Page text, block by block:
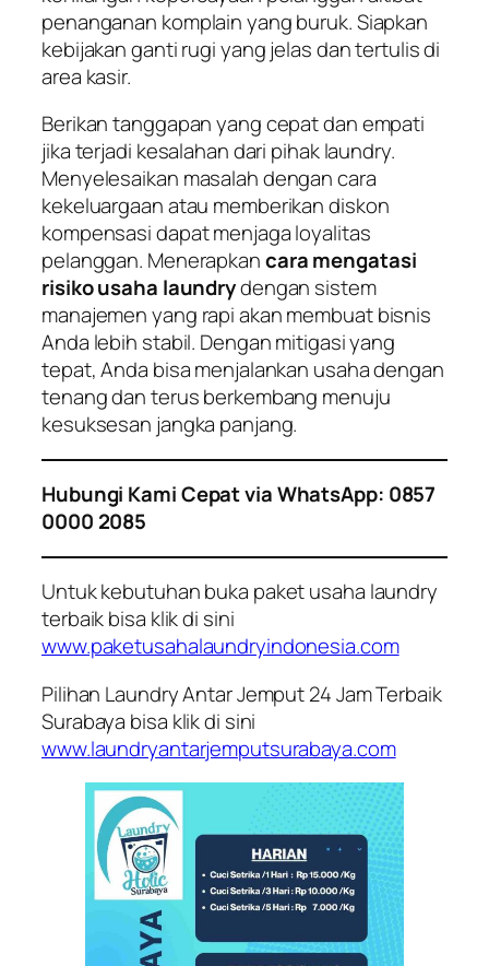
penanganan komplain yang buruk. Siapkan
kebijakan ganti rugi yang jelas dan tertulis di
area kasir.
Berikan tanggapan yang cepat dan empati
jika terjadi kesalahan dari pihak laundry.
Menyelesaikan masalah dengan cara
kekeluargaan atau memberikan diskon
kompensasi dapat menjaga loyalitas
pelanggan. Menerapkancara mengatasi
risiko usaha laundrydengan sistem
manajemen yang rapi akan membuat bisnis
Anda lebih stabil. Dengan mitigasi yang
tepat, Anda bisa menjalankan usaha dengan
tenang dan terus berkembang menuju
kesuksesan jangka panjang.
Hubungi Kami Cepat via WhatsApp: 0857
0000 2085
Untuk kebutuhan buka paket usaha laundry
terbaik bisa klik di sini
www.paketusahalaundryindonesia.com
Pilihan Laundry Antar Jemput 24 Jam Terbaik
Surabaya bisa klik di sini
www.laundryantarjemputsurabaya.com